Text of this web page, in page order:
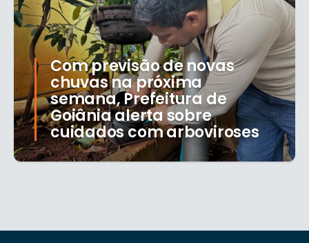
Com previsão de novas
chuvas na próxima
semana, Prefeitura de
Goiânia alerta sobre
cuidados com arboviroses